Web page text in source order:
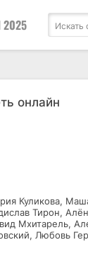
онлайн
Куликова,
Тирон,
Мхитарель,
Любовь